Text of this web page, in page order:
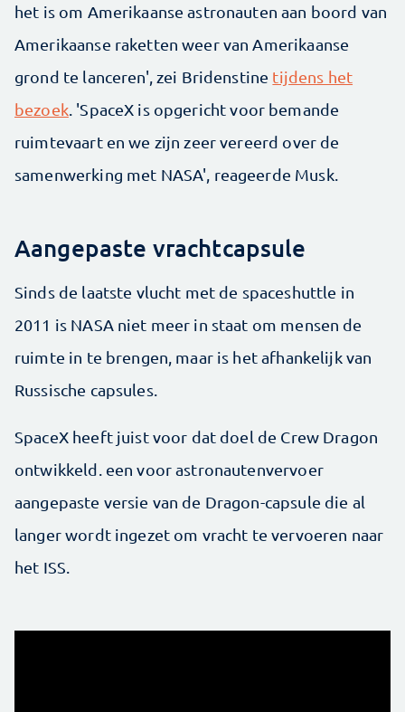
het is om Amerikaanse astronauten aan boord van
Amerikaanse raketten weer van Amerikaanse
grond te lanceren', zei Bridenstine tijdens het
bezoek. 'SpaceX is opgericht voor bemande
ruimtevaart en we zijn zeer vereerd over de
samenwerking met NASA', reageerde Musk.
Aangepaste vrachtcapsule
Sinds de laatste vlucht met de spaceshuttle in
2011 is NASA niet meer in staat om mensen de
ruimte in te brengen, maar is het afhankelijk van
Russische capsules.
SpaceX heeft juist voor dat doel de Crew Dragon
ontwikkeld. een voor astronautenvervoer
aangepaste versie van de Dragon-capsule die al
langer wordt ingezet om vracht te vervoeren naar
het ISS.